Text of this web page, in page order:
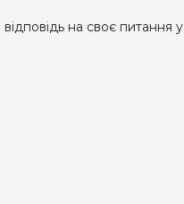
на своє питання